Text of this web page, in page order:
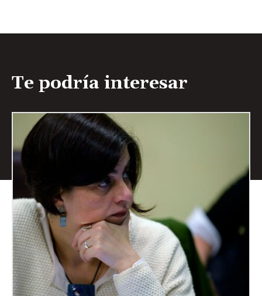
Te podría interesar